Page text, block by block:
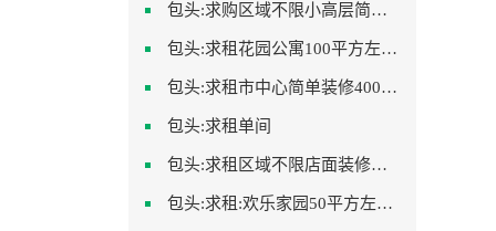
包头:求购区域不限小高层简单装修
包头:求租花园公寓100平方左右，电梯房
包头:求租市中心简单装修400-500
包头:求租单间
包头:求租区域不限店面装修不限
包头:求租:欢乐家园50平方左右的单身公寓廉租房